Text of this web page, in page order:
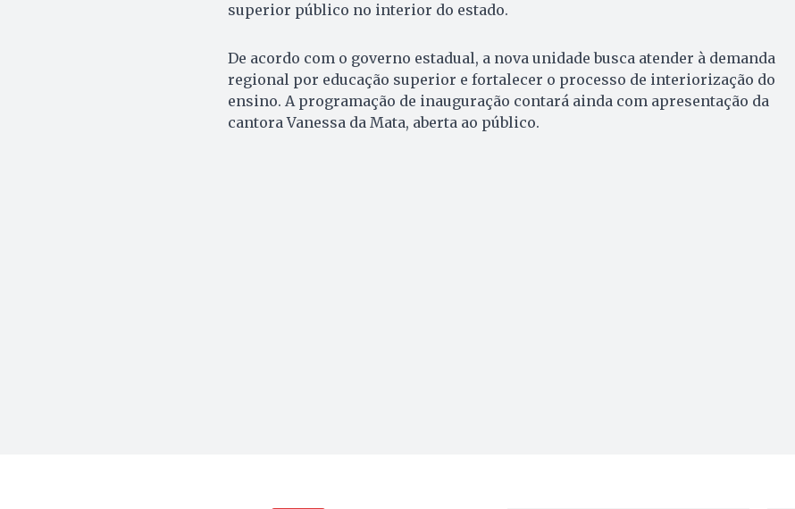
superior público no interior do estado.
De acordo com o governo estadual, a nova unidade busca atender à demanda
regional por educação superior e fortalecer o processo de interiorização do
ensino. A programação de inauguração contará ainda com apresentação da
cantora Vanessa da Mata, aberta ao público.